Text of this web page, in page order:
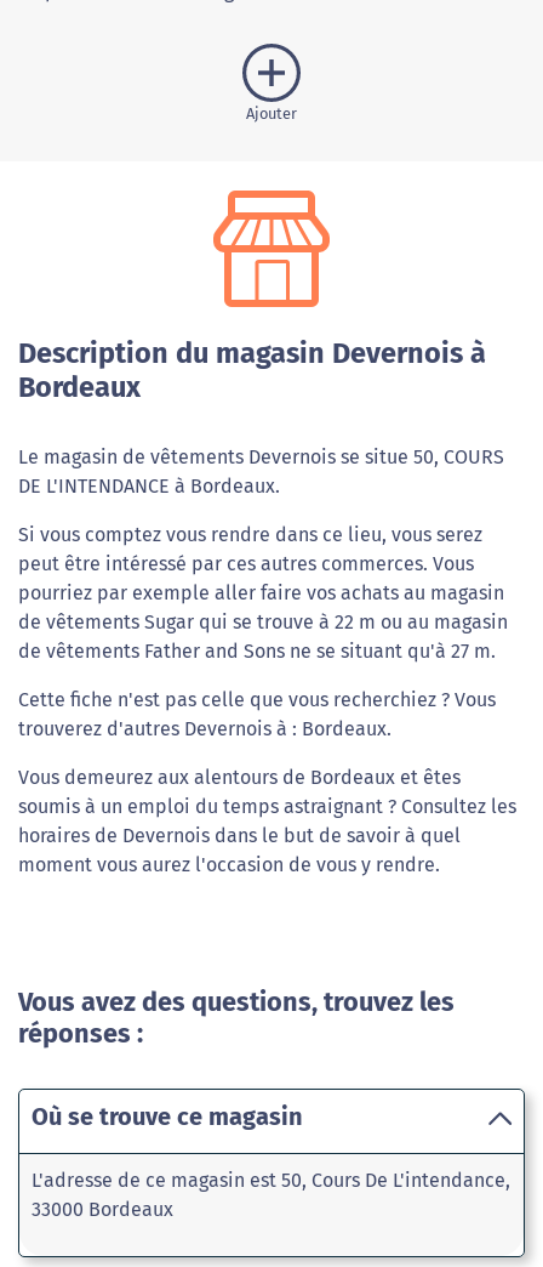
Ajouter
Description du magasin Devernois à
Bordeaux
Le magasin de vêtements Devernois se situe 50, COURS
DE L'INTENDANCE à Bordeaux.
Si vous comptez vous rendre dans ce lieu, vous serez
peut être intéressé par ces autres commerces. Vous
pourriez par exemple aller faire vos achats au magasin
de vêtements Sugar qui se trouve à 22 m ou au magasin
de vêtements Father and Sons ne se situant qu'à 27 m.
Cette fiche n'est pas celle que vous recherchiez ? Vous
trouverez d'autres Devernois à : Bordeaux.
Vous demeurez aux alentours de Bordeaux et êtes
soumis à un emploi du temps astraignant ? Consultez les
horaires de Devernois dans le but de savoir à quel
moment vous aurez l'occasion de vous y rendre.
Vous avez des questions, trouvez les
réponses :
Où se trouve ce magasin
L'adresse de ce magasin est 50, Cours De L'intendance,
33000 Bordeaux